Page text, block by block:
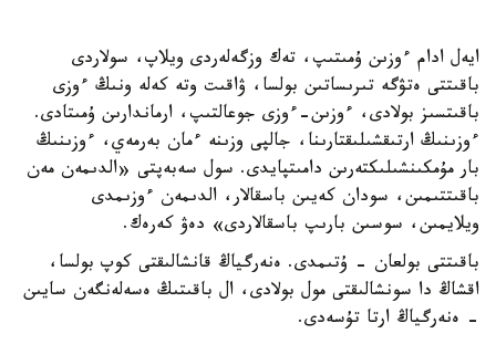
ايەل ادام ءوزىن ۇمىتىپ، تەك وزگەلەردى ويلاپ، سولاردى
باقىتتى ەتۋگە تىرىساتىن بولسا، ۋاقىت وتە كەلە ونىڭ ءوزى
باقىتسىز بولادى، ءوزىن-ءوزى جوعالتىپ، ارماندارىن ۇمىتادى.
ءوزىنىڭ ارتىقشىلىقتارىنا، جالپى وزىنە ءمان بەرمەي، ءوزىنىڭ
بار مۇمكىنشىلىكتەرىن دامىتپايدى. سول سەبەپتى «الدىمەن مەن
باقىتتىمىن، سودان كەيىن باسقالار، الدىمەن ءوزىمدى
ويلايمىن، سوسىن بارىپ باسقالاردى» دەۋ كەرەك.
باقىتتى بولعان - ۇتىمدى. ەنەرگياڭ قانشالىقتى كوپ بولسا،
اقشاڭ دا سونشالىقتى مول بولادى، ال باقىتىڭ ەسەلەنگەن سايىن
- ەنەرگياڭ ارتا تۇسەدى.